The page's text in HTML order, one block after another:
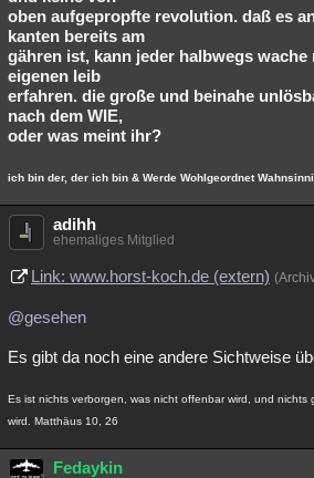
oben aufgepropfte revolution. daß es
kanten bereits am
gähren ist, kann jeder halbwegs
eigenen leib
erfahren. die große und beinahe
nach dem WIE,
oder was meint ihr?
ich bin der, der ich bin & Werde Wohlgeordnet
adihh
ehemaliges Mitglied
Link: www.horst-koch.de (extern)
@gesehen
Es gibt da noch eine andere Sichtweise
Es ist nichts verborgen, was nicht offenbar wird, und nichts
wird. Matthäus 10, 26
Fedaykin